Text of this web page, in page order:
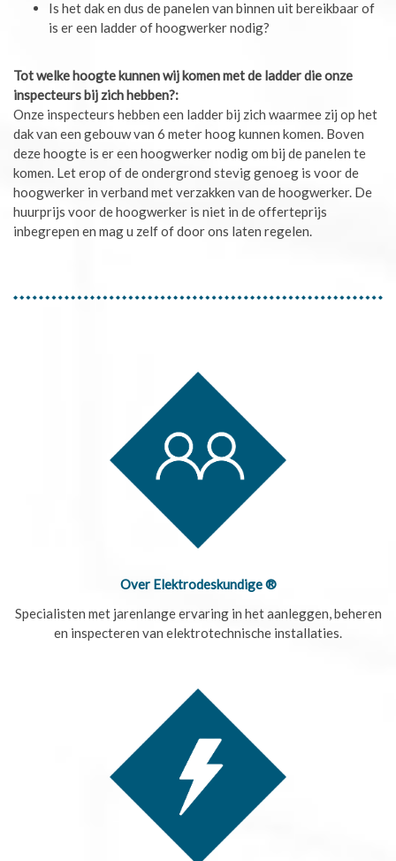
Is het dak en dus de panelen van binnen uit bereikbaar of
is er een ladder of hoogwerker nodig?
Tot welke hoogte kunnen wij komen met de ladder die onze
inspecteurs bij zich hebben?:
Onze inspecteurs hebben een ladder bij zich waarmee zij op het
dak van een gebouw van 6 meter hoog kunnen komen. Boven
deze hoogte is er een hoogwerker nodig om bij de panelen te
komen. Let erop of de ondergrond stevig genoeg is voor de
hoogwerker in verband met verzakken van de hoogwerker. De
huurprijs voor de hoogwerker is niet in de offerteprijs
inbegrepen en mag u zelf of door ons laten regelen.
Over Elektrodeskundige ®
Specialisten met jarenlange ervaring in het aanleggen, beheren
en inspecteren van elektrotechnische installaties.